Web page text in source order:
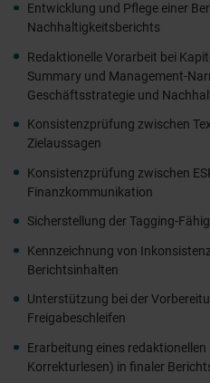
Entwicklung und Pflege einer
Nachhaltigkeitsberichts
Redaktionelle Vorarbeit bei
Summary und Management-
Geschäftsstrategie und
Konsistenzprüfung zwischen
Zielaussagen
Konsistenzprüfung zwischen
Finanzkommunikation
Sicherstellung der Tagging-
Kennzeichnung von
Berichtsinhalten
Unterstützung bei der
Freigabeschleifen
Erarbeitung eines
Korrekturlesen) in finaler